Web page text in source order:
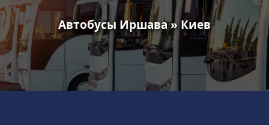
Автобусы Иршава » Киев